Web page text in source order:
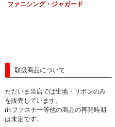
ファニシング・ジャガード
取扱商品について
ただいま当店では生地・リボンのみ
を販売しています。
ririファスナー等他の商品の再開時期
は未定です。